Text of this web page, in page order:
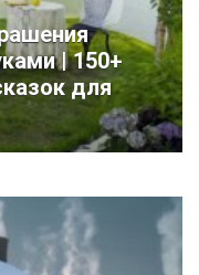
| 150+
для